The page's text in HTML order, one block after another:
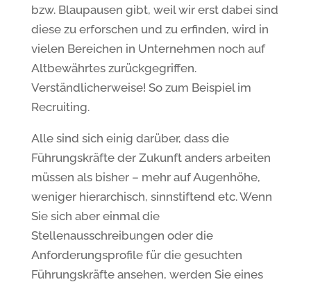
bzw. Blaupausen gibt, weil wir erst dabei sind
diese zu erforschen und zu erfinden, wird in
vielen Bereichen in Unternehmen noch auf
Altbewährtes zurückgegriffen.
Verständlicherweise! So zum Beispiel im
Recruiting.
Alle sind sich einig darüber, dass die
Führungskräfte der Zukunft anders arbeiten
müssen als bisher – mehr auf Augenhöhe,
weniger hierarchisch, sinnstiftend etc. Wenn
Sie sich aber einmal die
Stellenausschreibungen oder die
Anforderungsprofile für die gesuchten
Führungskräfte ansehen, werden Sie eines